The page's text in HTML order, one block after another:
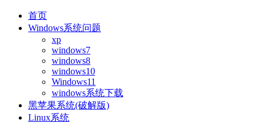
首页
Windows系统问题
xp
windows7
windows8
windows10
Windows11
windows系统下载
黑苹果系统(破解版)
Linux系统